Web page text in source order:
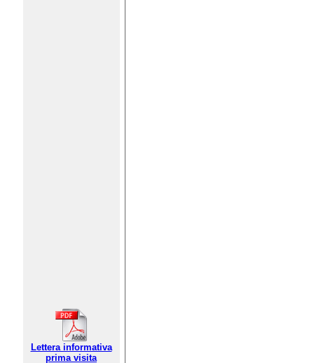
Lettera informativa
prima visita